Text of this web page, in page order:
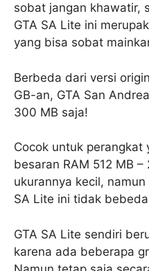
sobat jangan khawatir,
GTA SA Lite ini
yang bisa sobat
Berbeda dari versi
GB-an, GTA San
300 MB saja!
Cocok untuk perangkat
besaran RAM 512 MB –
ukurannya kecil,
SA Lite ini tidak
GTA SA Lite sendiri
karena ada beberapa